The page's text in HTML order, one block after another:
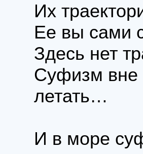
Их
Ее вы сами
Здесь нет
Суфизм вне
летать…
И в море